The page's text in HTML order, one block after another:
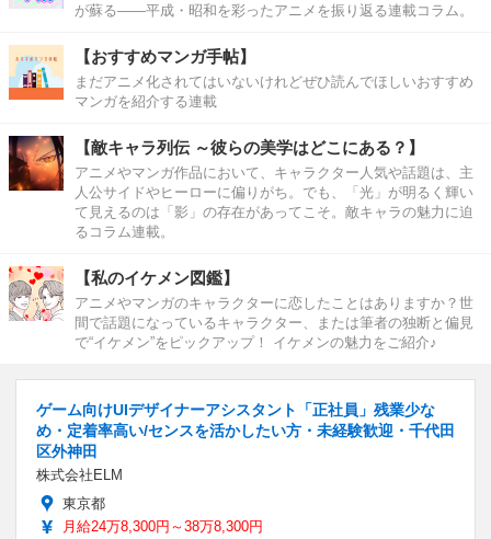
が蘇る――平成・昭和を彩ったアニメを振り返る連載コラム。
【おすすめマンガ手帖】
まだアニメ化されてはいないけれどぜひ読んでほしいおすすめ
マンガを紹介する連載
【敵キャラ列伝 ～彼らの美学はどこにある？】
アニメやマンガ作品において、キャラクター人気や話題は、主
人公サイドやヒーローに偏りがち。でも、「光」が明るく輝い
て見えるのは「影」の存在があってこそ。敵キャラの魅力に迫
るコラム連載。
【私のイケメン図鑑】
アニメやマンガのキャラクターに恋したことはありますか？世
間で話題になっているキャラクター、または筆者の独断と偏見
で“イケメン”をピックアップ！ イケメンの魅力をご紹介♪
ゲーム向けUIデザイナーアシスタント「正社員」残業少な
め・定着率高い/センスを活かしたい方・未経験歓迎・千代田
区外神田
株式会社ELM
東京都
月給24万8,300円～38万8,300円